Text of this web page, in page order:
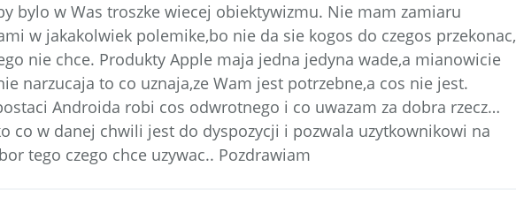
bylo w Was troszke wiecej obiektywizmu. Nie mam zamiaru
w jakakolwiek polemike,bo nie da sie kogos do czegos przekonac,
nie chce. Produkty Apple maja jedna jedyna wade,a mianowicie
narzucaja to co uznaja,ze Wam jest potrzebne,a cos nie jest.
Androida robi cos odwrotnego i co uwazam za dobra rzecz…
co w danej chwili jest do dyspozycji i pozwala uzytkownikowi na
tego czego chce uzywac.. Pozdrawiam